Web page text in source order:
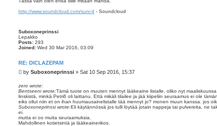
http://www.soundcloud.com/suni-4 - Soundcloud
Suboxoneprinssi
Lepakko
Posts: 293
Joined: Wed 30 Mar 2016, 03:09
RE: DICLAZEPAM
P
s
t
by Suboxoneprinssi » Sat 10 Sep 2016, 15:37
zero wrote:
Bentseeni wrote:Tämä tuote on muuten mennyt lääkeaine listalle, oliko nyt
linskistä, minkä Petri6 oli laittanu. Että mikäli tilailee ja jää kiipeliin seuraamus ei ole
eiks ollut niin et on ihan huumausainelistalle tää mennyt jo? monen muun kanssa. jos
Suboxoneprinssi wrote:Eli käytännössä jos tulli löytää jotain nappeja tai pulvereita, ne
ei.
mutta ei oo muita seuraamuksia.
Mahdollinen kotietsintä ja lääkeainerikos.